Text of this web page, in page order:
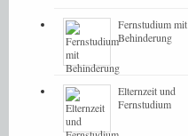
Fernstudium mit
Behinderung
Elternzeit und
Fernstudium